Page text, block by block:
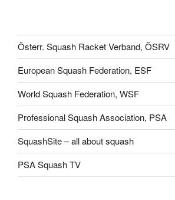
Österr. Squash Racket Verband, ÖSRV
European Squash Federation, ESF
World Squash Federation, WSF
Professional Squash Association, PSA
SquashSite – all about squash
PSA Squash TV